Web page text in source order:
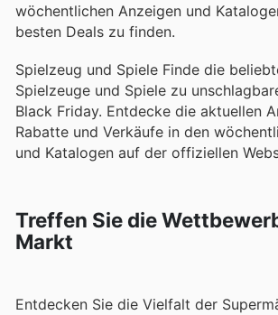
wöchentlichen Anzeigen und
besten Deals zu finden.
Spielzeug und Spiele Finde die
Spielzeuge und Spiele zu
Black Friday. Entdecke die aktuellen
Rabatte und Verkäufe in den
und Katalogen auf der offiziellen
Treffen Sie die
Markt
Entdecken Sie die Vielfalt der